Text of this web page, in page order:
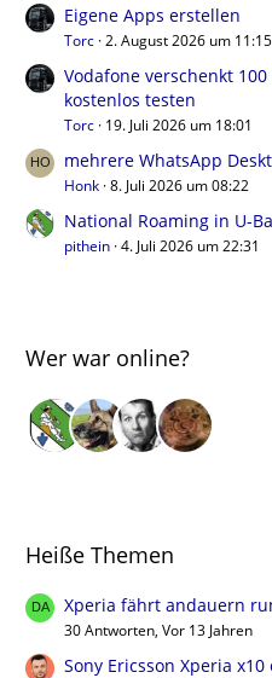
Eigene Apps erstellen
Torc 2. August 2026 um 11:15
Vodafone verschenkt
kostenlos testen
Torc 19. Juli 2026 um 18:01
mehrere WhatsApp
Honk 8. Juli 2026 um 08:22
National Roaming in U-
pithein 4. Juli 2026 um 22:31
Wer war online?
Heiße Themen
Xperia fährt andauern
30 Antworten, Vor 13 Jahren
Sony Ericsson Xperia